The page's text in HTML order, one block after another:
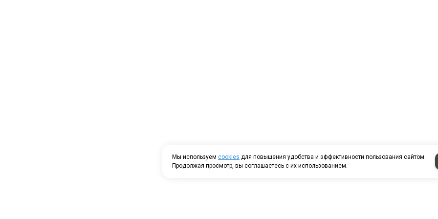
Мы используем cookies для повышения удобства и эффективности пользования сайтом.
Продолжая просмотр, вы соглашаетесь с их использованием.